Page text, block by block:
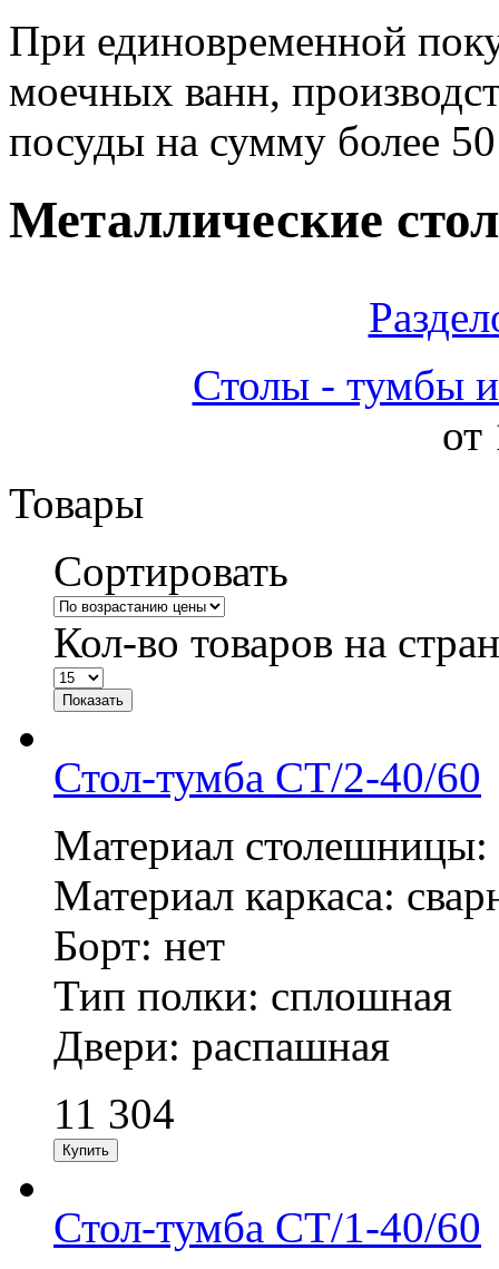
При единовременной
моечных ванн,
посуды на сумму более
Металлические
Столы - тумбы
от
Товары
Сортировать
Кол-во товаров на
Стол-тумба СТ/2-40/60
Материал столешницы:
Материал каркаса:
Борт: нет
Тип полки: сплошная
Двери: распашная
11 304
Стол-тумба СТ/1-40/60